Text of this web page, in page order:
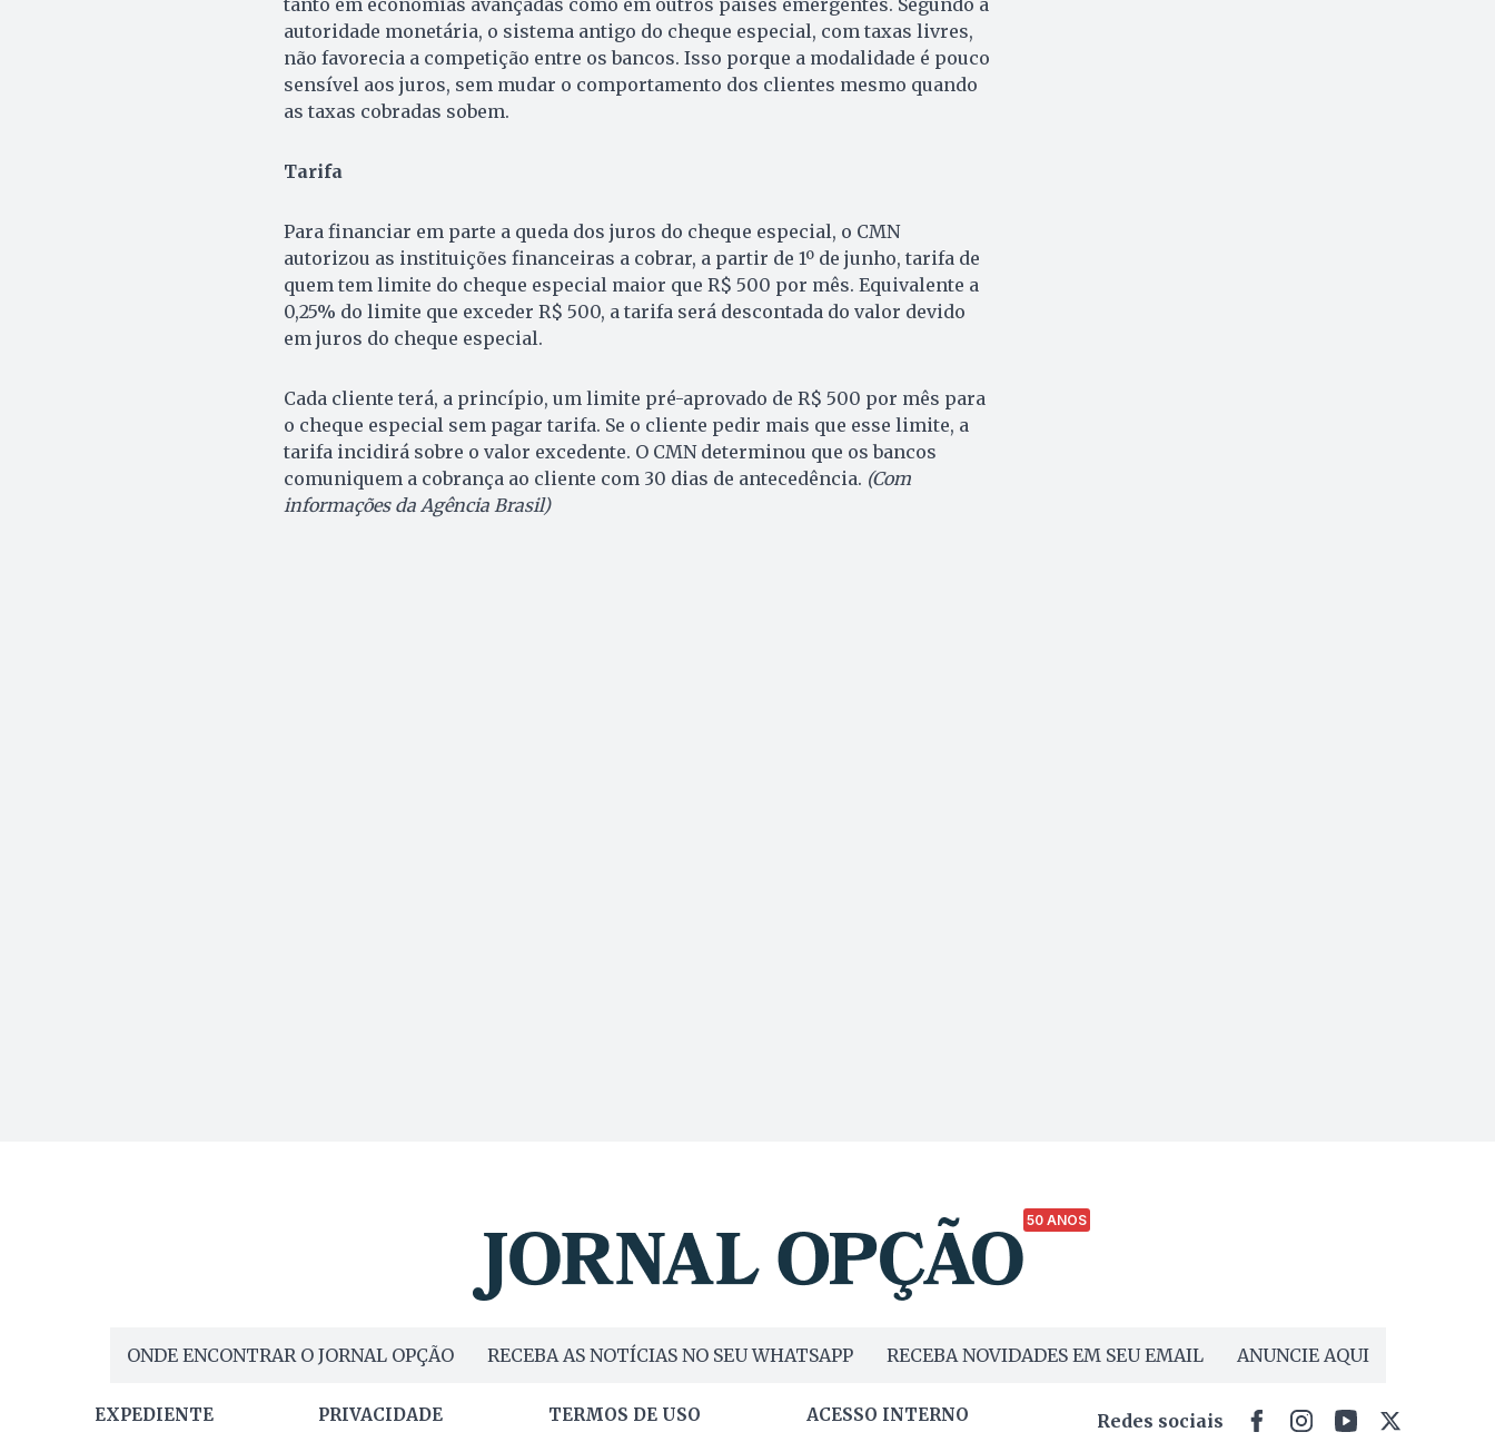
autoridade monetária, o sistema antigo do cheque especial, com taxas livres,
não favorecia a competição entre os bancos. Isso porque a modalidade é pouco
sensível aos juros, sem mudar o comportamento dos clientes mesmo quando
as taxas cobradas sobem.
Tarifa
Para financiar em parte a queda dos juros do cheque especial, o CMN
autorizou as instituições financeiras a cobrar, a partir de 1º de junho, tarifa de
quem tem limite do cheque especial maior que R$ 500 por mês. Equivalente a
0,25% do limite que exceder R$ 500, a tarifa será descontada do valor devido
em juros do cheque especial.
Cada cliente terá, a princípio, um limite pré-aprovado de R$ 500 por mês para
o cheque especial sem pagar tarifa. Se o cliente pedir mais que esse limite, a
tarifa incidirá sobre o valor excedente. O CMN determinou que os bancos
comuniquem a cobrança ao cliente com 30 dias de antecedência. (Com
informações da Agência Brasil)
50 ANOS
ONDE ENCONTRAR O JORNAL OPÇÃO RECEBA AS NOTÍCIAS NO SEU WHATSAPP RECEBA NOVIDADES EM SEU EMAIL ANUNCIE AQUI
EXPEDIENTE PRIVACIDADE TERMOS DE USO ACESSO INTERNO Redes sociais